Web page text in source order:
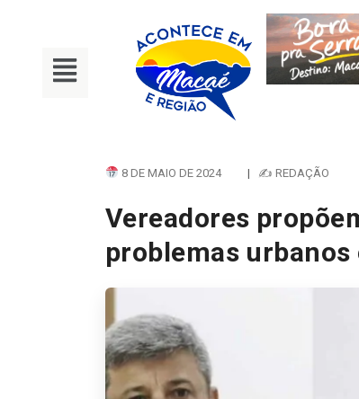
8 DE MAIO DE 2024 | ✍ REDAÇÃO
Vereadores
problemas urbanos